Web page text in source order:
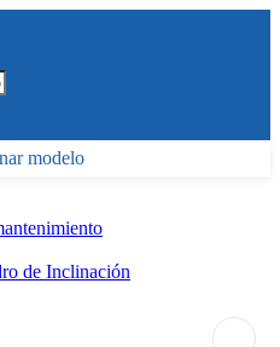
modelo
de Inclinación